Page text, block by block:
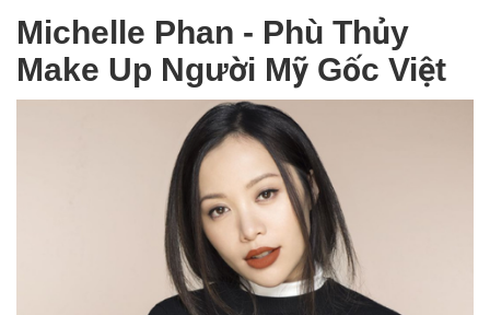
Michelle Phan - Phù Thủy
Make Up Người Mỹ Gốc Việt